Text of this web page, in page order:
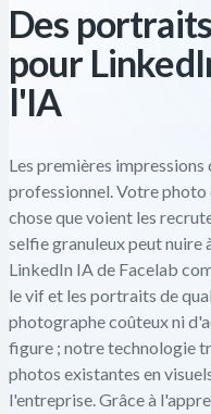
Des
pour
l'IA
Les premières
professionnel. Votre
chose que voient les
selfie granuleux peut
LinkedIn IA de Facelab
le vif et les portraits de
photographe coûteux ni
figure ; notre technologie
photos existantes en
l'entreprise. Grâce à